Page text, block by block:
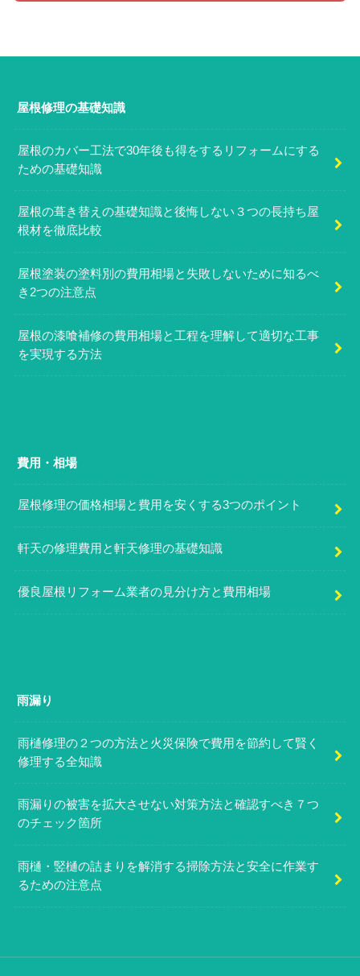
屋根修理の基礎知識
屋根のカバー工法で30年後も得をするリフォームにする
ための基礎知識
屋根の葺き替えの基礎知識と後悔しない３つの長持ち屋
根材を徹底比較
屋根塗装の塗料別の費用相場と失敗しないために知るべ
き2つの注意点
屋根の漆喰補修の費用相場と工程を理解して適切な工事
を実現する方法
費用・相場
屋根修理の価格相場と費用を安くする3つのポイント
軒天の修理費用と軒天修理の基礎知識
優良屋根リフォーム業者の見分け方と費用相場
雨漏り
雨樋修理の２つの方法と火災保険で費用を節約して賢く
修理する全知識
雨漏りの被害を拡大させない対策方法と確認すべき７つ
のチェック箇所
雨樋・竪樋の詰まりを解消する掃除方法と安全に作業す
るための注意点